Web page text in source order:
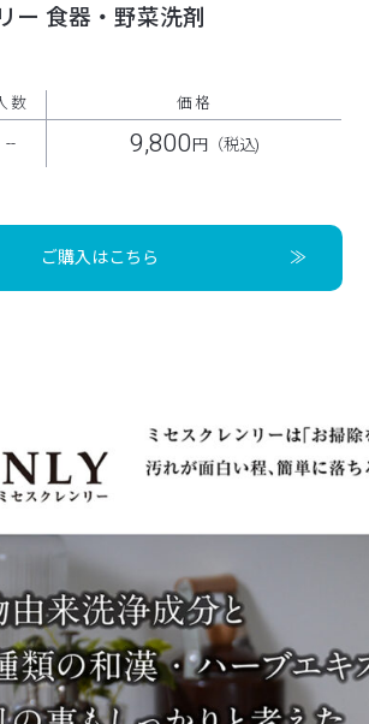
ー 食器・野菜洗剤
数 価格
-- 9,800円（税込)
ご購入はこちら